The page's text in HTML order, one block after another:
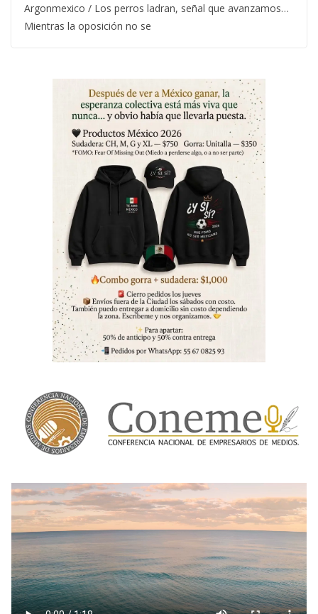
Argonmexico / Los perros ladran, señal que avanzamos…
Mientras la oposición no se